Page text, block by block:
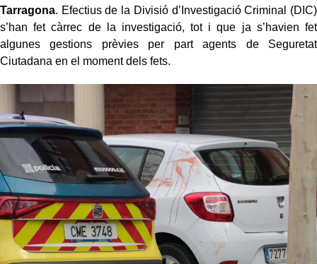
Tarragona. Efectius de la Divisió d’Investigació Criminal (DIC)
s’han fet càrrec de la investigació, tot i que ja s’havien fet
algunes gestions prèvies per part agents de Seguretat
Ciutadana en el moment dels fets.